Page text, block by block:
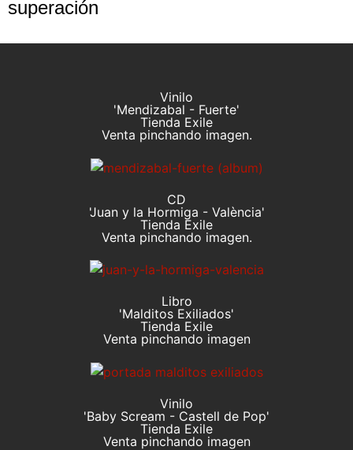
superación
Vinilo
'Mendizabal - Fuerte'
Tienda Exile
Venta pinchando imagen.
CD
'Juan y la Hormiga - València'
Tienda Exile
Venta pinchando imagen.
Libro
'Malditos Exiliados'
Tienda Exile
Venta pinchando imagen
Vinilo
'Baby Scream - Castell de Pop'
Tienda Exile
Venta pinchando imagen